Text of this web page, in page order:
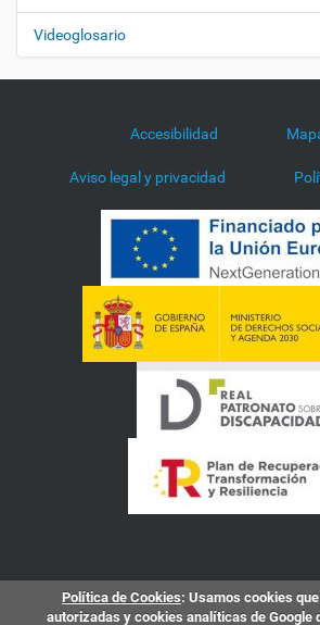
Videoglosario
Accesibilidad
Aviso legal y privacidad
Política de Cookies: Usamos cookies
autorizadas y cookies analíticas de Google